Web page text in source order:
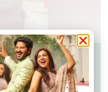
ആക്രമിച്ച